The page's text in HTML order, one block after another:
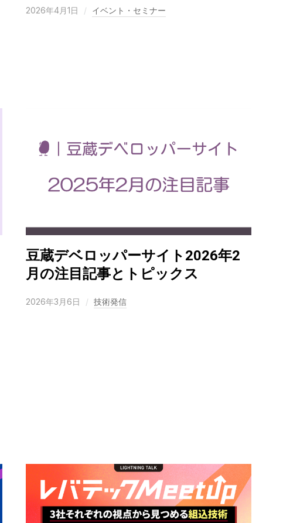
2026年4月1日 イベント・セミナー
豆蔵デベロッパーサイト2026年2
月の注目記事とトピックス
2026年3月6日 技術発信